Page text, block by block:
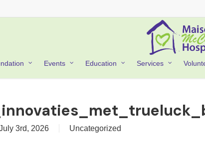
Events Education Services
3rd, 2026 Uncategorized